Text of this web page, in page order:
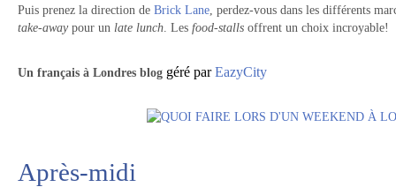
Puis prenez la direction de Brick Lane, perdez-vous dans les différents
take-awaypour un late lunch. Les food-stalls offrent un choix incroyable!
Un français à Londres blog géré parEazyCity
Après-midi